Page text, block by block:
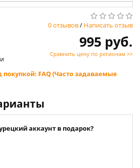
0 отзывов/ Написать отзыв
995 руб.
Сравнить цену по регионам >>
FAQ (Часто задаваемые
аккаунт в подарок?